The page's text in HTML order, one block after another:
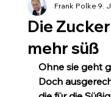
Die
mehr süß
Frank Polke9.
Ohne sie geht
Doch